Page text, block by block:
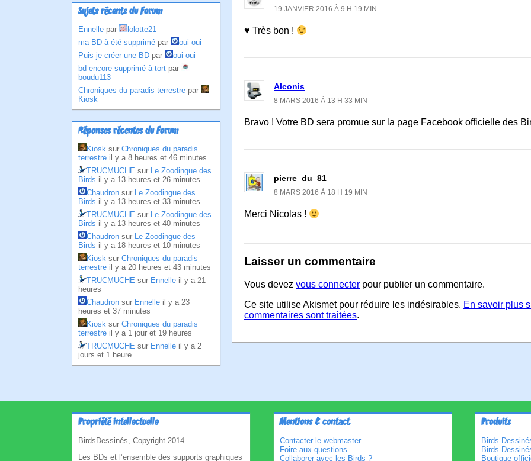
Sujets récents du Forum
Ennelle par
lolotte21
ma BD à été supprimé par
oui oui
Puis-je créer une BD par
oui oui
bd encore supprimé à tort par
boudu113
Chroniques du paradis terrestre par
Kiosk
Réponses récentes du Forum
Kiosk sur Chroniques du paradis
terrestre il y a 8 heures et 46 minutes
TRUCMUCHE sur Le Zoodingue des
Birds il y a 13 heures et 26 minutes
Chaudron sur Le Zoodingue des
Birds il y a 13 heures et 33 minutes
TRUCMUCHE sur Le Zoodingue des
Birds il y a 13 heures et 40 minutes
Chaudron sur Le Zoodingue des
Birds il y a 18 heures et 10 minutes
Kiosk sur Chroniques du paradis
terrestre il y a 20 heures et 43 minutes
TRUCMUCHE sur Ennelle il y a 21
heures
Chaudron sur Ennelle il y a 23
heures et 37 minutes
Kiosk sur Chroniques du paradis
terrestre il y a 1 jour et 19 heures
TRUCMUCHE sur Ennelle il y a 2
jours et 1 heure
19 JANVIER 2016 À 9 H 19 MIN
♥ Très bon !
Alconis
8 MARS 2016 À 13 H 33 MIN
Bravo ! Votre BD sera promue sur la page Facebook officielle des
pierre_du_81
8 MARS 2016 À 18 H 19 MIN
Merci Nicolas !
Laisser un commentaire
Vous devez vous connecter pour publier un commentaire.
Ce site utilise Akismet pour réduire les indésirables. En savoir plus
commentaires sont traitées.
Propriété intellectuelle
BirdsDessinés, Copyright 2014
Les BDs et l’ensemble des supports graphiques
Mentions & contact
Contacter le webmaster
Foire aux questions
Collaborer avec les Birds ?
Produits
Birds
Birds
Boutique